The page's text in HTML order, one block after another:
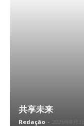
共享未来
Redação - 2026年8月3日